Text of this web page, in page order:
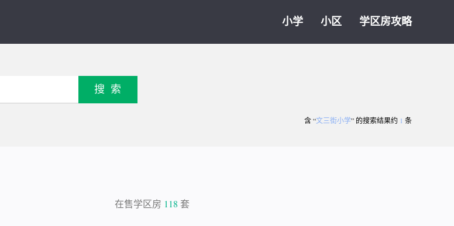
小学 小区 学区房攻略
搜索
含 “文三街小学” 的搜索结果约 1 条
在售学区房 118 套